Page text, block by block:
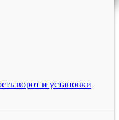
ворот и установки